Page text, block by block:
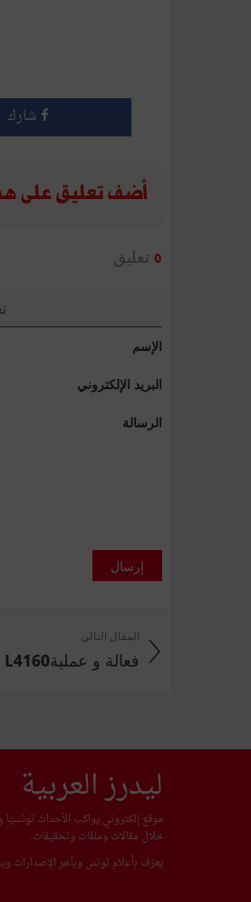
شارك
أضف تعليق على
0 تعليق
الإسم
البريد الإلكتروني
الرسالة
إرسال
المقال التالي
فعالة و عمليةEcoTank L4160 ...
ليدرز العربية
موقع إلكتروني يواكب الأحداث تونسيّا
خلال مقالات وملفّات وتحقيقات.
يعرّف بأعلام تونس وبآخر الإصدارات